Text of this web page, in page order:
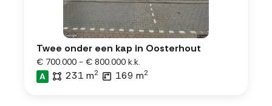
Twee onder een kap in Oosterhout
€ 700.000 - € 800.000 k.k.
A
231 m2 169 m2